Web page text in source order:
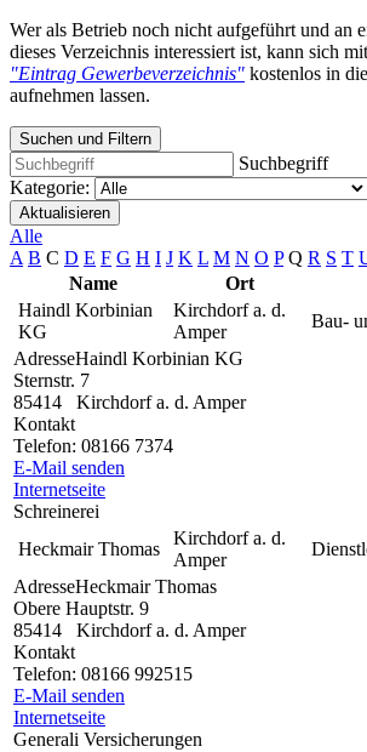
Wer als Betrieb noch nicht aufgeführt und an
dieses Verzeichnis interessiert ist, kann sich
"Eintrag Gewerbeverzeichnis" kostenlos in
aufnehmen lassen.
Suchen und Filtern
Suchbegriff
Kategorie:
Aktualisieren
Alle
A B C D E F G H I J K L M N O P Q R S T
Name
Ort
Haindl Korbinian
KG
Kirchdorf a. d.
Amper
Bau-
AdresseHaindl Korbinian KG
Sternstr. 7
85414
Kirchdorf a. d. Amper
Kontakt
Telefon: 08166 7374
E-Mail senden
Internetseite
Schreinerei
Heckmair Thomas
Kirchdorf a. d.
Amper
AdresseHeckmair Thomas
Obere Hauptstr. 9
85414
Kirchdorf a. d. Amper
Kontakt
Telefon: 08166 992515
E-Mail senden
Internetseite
Generali Versicherungen